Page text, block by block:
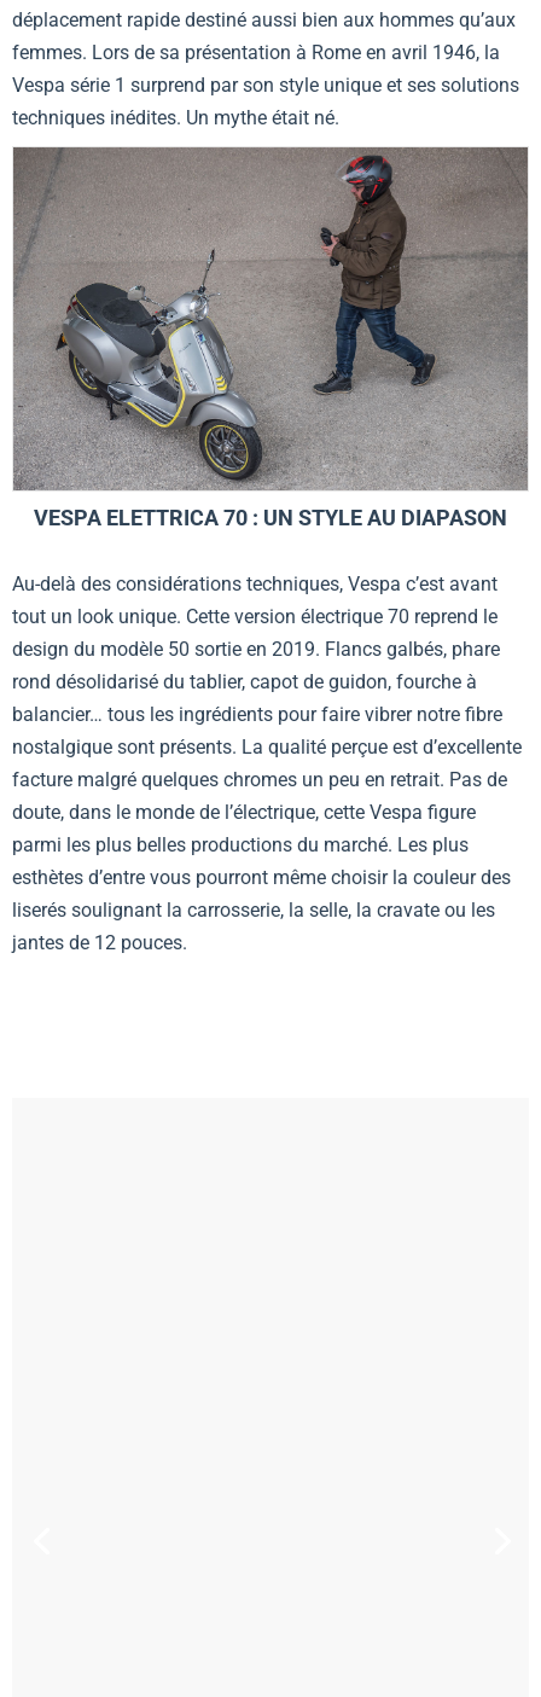
déplacement rapide destiné aussi bien aux hommes qu’aux
femmes. Lors de sa présentation à Rome en avril 1946, la
Vespa série 1 surprend par son style unique et ses solutions
techniques inédites. Un mythe était né.
VESPA ELETTRICA 70 : UN STYLE AU DIAPASON
Au-delà des considérations techniques, Vespa c’est avant
tout un look unique. Cette version électrique 70 reprend le
design du modèle 50 sortie en 2019. Flancs galbés, phare
rond désolidarisé du tablier, capot de guidon, fourche à
balancier… tous les ingrédients pour faire vibrer notre fibre
nostalgique sont présents. La qualité perçue est d’excellente
facture malgré quelques chromes un peu en retrait. Pas de
doute, dans le monde de l’électrique, cette Vespa figure
parmi les plus belles productions du marché. Les plus
esthètes d’entre vous pourront même choisir la couleur des
liserés soulignant la carrosserie, la selle, la cravate ou les
jantes de 12 pouces.